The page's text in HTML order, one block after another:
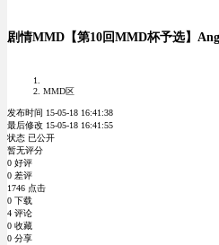
剧情MMD【第10回MMD杯予选】
MMD区
发布时间 15-05-18 16:41:38
最后修改 15-05-18 16:41:55
状态 已公开
暂无评分
0 好评
0 差评
1746 点击
0 下载
4 评论
0 收藏
0 分享